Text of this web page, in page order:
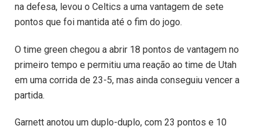
na defesa, levou o Celtics a uma vantagem de sete
pontos que foi mantida até o fim do jogo.
O time green chegou a abrir 18 pontos de vantagem no
primeiro tempo e permitiu uma reação ao time de Utah
em uma corrida de 23-5, mas ainda conseguiu vencer a
partida.
Garnett anotou um duplo-duplo, com 23 pontos e 10